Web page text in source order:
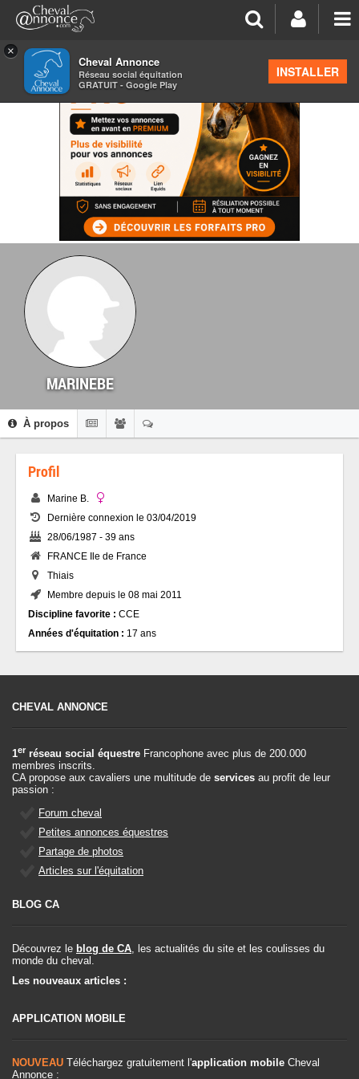
×
Cheval Annonce
Réseau social équitation
GRATUIT - Google Play
INSTALLER
MARINEBE
À propos
Profil
Marine B.
Dernière connexion le 03/04/2019
28/06/1987 - 39 ans
FRANCE Ile de France
Thiais
Membre depuis le 08 mai 2011
Discipline favorite : CCE
Années d'équitation : 17 ans
CHEVAL ANNONCE
1er réseau social équestre Francophone avec plus de 200.000
membres inscrits.
CA propose aux cavaliers une multitude de services au profit de leur
passion :
Forum cheval
Petites annonces équestres
Partage de photos
Articles sur l'équitation
BLOG CA
Découvrez le blog de CA, les actualités du site et les coulisses du
monde du cheval.
Les nouveaux articles :
APPLICATION MOBILE
NOUVEAU Téléchargez gratuitement l'application mobile Cheval
Annonce :